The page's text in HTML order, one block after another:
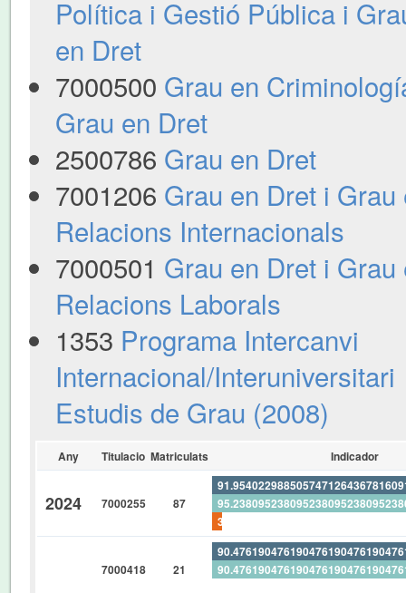
Política i Gestió Pública i
en Dret
7000500 Grau en
Grau en Dret
2500786 Grau en Dret
7001206 Grau en Dret i Grau
Relacions Internacionals
7000501 Grau en Dret i Grau
Relacions Laborals
1353 Programa Intercanvi
Internacional/Interuniversitari
Estudis de Grau (2008)
Any Titulacio Matriculats Indicador
2024 7000255 87
7000418 21